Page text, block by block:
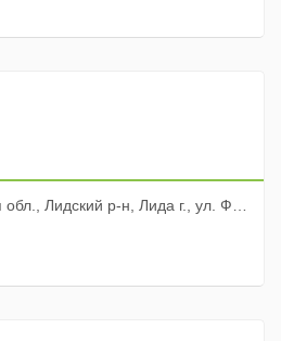
Лидский р-н, Лида г., ул. Фомичева, 3а